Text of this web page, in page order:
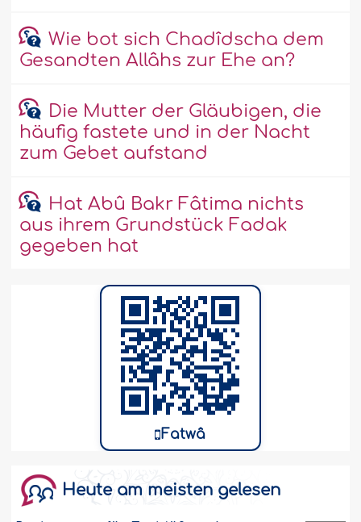
Wie bot sich Chadîdscha dem
Gesandten Allâhs zur Ehe an?
Die Mutter der Gläubigen, die
häufig fastete und in der Nacht
zum Gebet aufstand
Hat Abû Bakr Fâtima nichts
aus ihrem Grundstück Fadak
gegeben hat
Fatwâ
Heute am meisten gelesen